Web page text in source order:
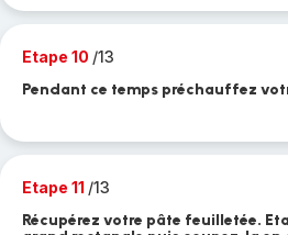
Etape 10 /13
Pendant ce temps préchauffez
Etape 11 /13
Récupérez votre pâte feuilletée.